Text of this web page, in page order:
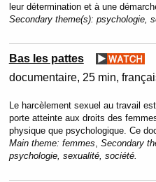
leur détermination et à une
Secondary theme(s): psychologie,
Bas les pattes
documentaire 25 min
Le harcèlement sexuel au travail
porte atteinte aux droits des
physique que psychologique. Ce
Main theme: femmes Secondary
psychologie, sexualité, société.